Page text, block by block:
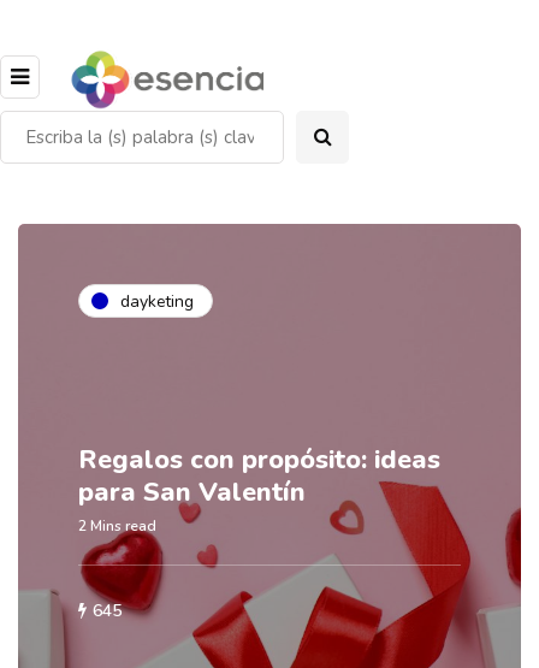
dayketing
Regalos con propósito: ideas
para San Valentín
2 Mins read
645